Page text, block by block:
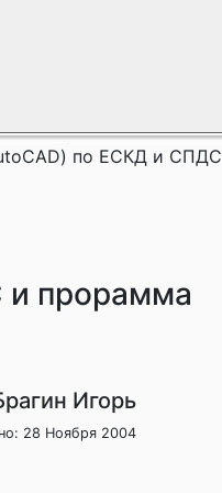
по ЕСКД и СПДС
прорамма
Игорь
28 Ноября 2004